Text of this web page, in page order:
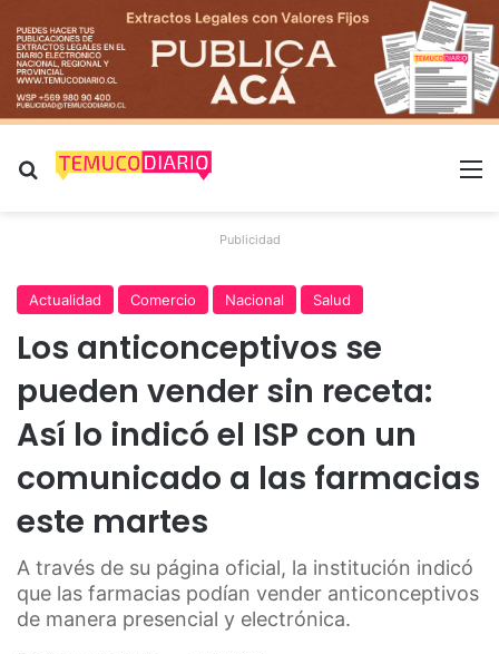
Buscar por
Publicidad
Actualidad Comercio Nacional Salud
Los anticonceptivos se
pueden vender sin receta:
Así lo indicó el ISP con un
comunicado a las farmacias
este martes
A través de su página oficial, la institución indicó
que las farmacias podían vender anticonceptivos
de manera presencial y electrónica.